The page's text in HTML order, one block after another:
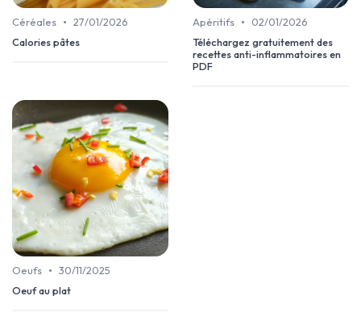
Céréales • 27/01/2026
Calories pâtes
Apéritifs •
02/01/2026
Téléchargez gratuitement des
recettes anti-inflammatoires en
PDF
Oeufs • 30/11/2025
Oeuf au plat